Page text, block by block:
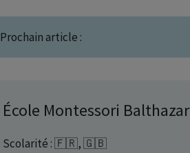
Prochain article :
École Montessori Balthazar
Scolarité : 🇫🇷, 🇬🇧